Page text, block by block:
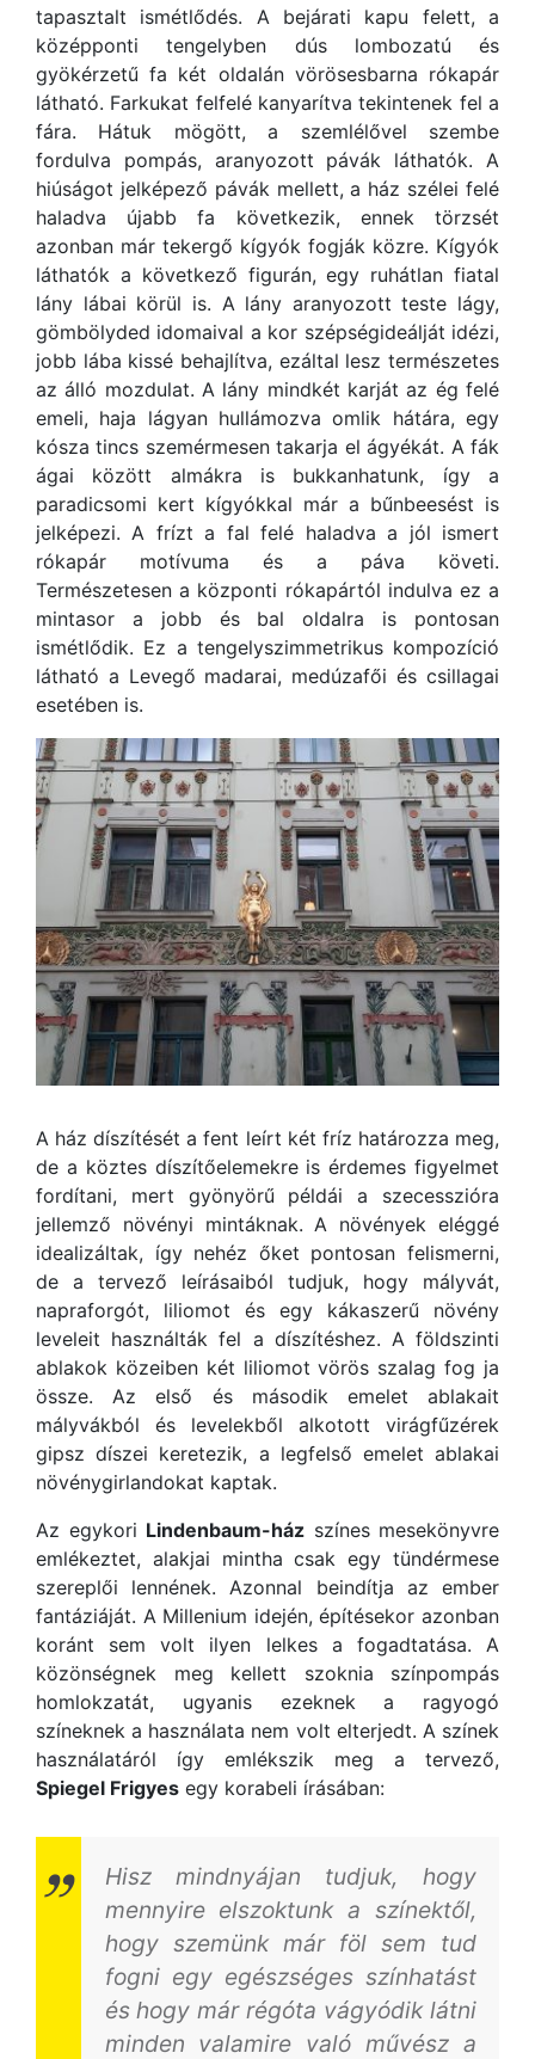
tapasztalt ismétlődés. A bejárati kapu felett, a
középponti tengelyben dús lombozatú és
gyökérzetű fa két oldalán vörösesbarna rókapár
látható. Farkukat felfelé kanyarítva tekintenek fel a
fára. Hátuk mögött, a szemlélővel szembe
fordulva pompás, aranyozott pávák láthatók. A
hiúságot jelképező pávák mellett, a ház szélei felé
haladva újabb fa következik, ennek törzsét
azonban már tekergő kígyók fogják közre. Kígyók
láthatók a következő figurán, egy ruhátlan fiatal
lány lábai körül is. A lány aranyozott teste lágy,
gömbölyded idomaival a kor szépségideálját idézi,
jobb lába kissé behajlítva, ezáltal lesz természetes
az álló mozdulat. A lány mindkét karját az ég felé
emeli, haja lágyan hullámozva omlik hátára, egy
kósza tincs szemérmesen takarja el ágyékát. A fák
ágai között almákra is bukkanhatunk, így a
paradicsomi kert kígyókkal már a bűnbeesést is
jelképezi. A frízt a fal felé haladva a jól ismert
rókapár motívuma és a páva követi.
Természetesen a központi rókapártól indulva ez a
mintasor a jobb és bal oldalra is pontosan
ismétlődik. Ez a tengelyszimmetrikus kompozíció
látható a Levegő madarai, medúzafői és csillagai
esetében is.
A ház díszítését a fent leírt két fríz határozza meg,
de a köztes díszítőelemekre is érdemes figyelmet
fordítani, mert gyönyörű példái a szecesszióra
jellemző növényi mintáknak. A növények eléggé
idealizáltak, így nehéz őket pontosan felismerni,
de a tervező leírásaiból tudjuk, hogy mályvát,
napraforgót, liliomot és egy kákaszerű növény
leveleit használták fel a díszítéshez. A földszinti
ablakok közeiben két liliomot vörös szalag fog ja
össze. Az első és második emelet ablakait
mályvákból és levelekből alkotott virágfűzérek
gipsz díszei keretezik, a legfelső emelet ablakai
növénygirlandokat kaptak.
Az egykori Lindenbaum-ház színes mesekönyvre
emlékeztet, alakjai mintha csak egy tündérmese
szereplői lennének. Azonnal beindítja az ember
fantáziáját. A Millenium idején, építésekor azonban
koránt sem volt ilyen lelkes a fogadtatása. A
közönségnek meg kellett szoknia színpompás
homlokzatát, ugyanis ezeknek a ragyogó
színeknek a használata nem volt elterjedt. A színek
használatáról így emlékszik meg a tervező,
Spiegel Frigyes egy korabeli írásában:
Hisz mindnyájan tudjuk, hogy
mennyire elszoktunk a színektől,
hogy szemünk már föl sem tud
fogni egy egészséges színhatást
és hogy már régóta vágyódik látni
minden valamire való művész a